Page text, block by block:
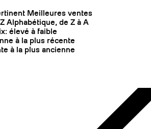
Meilleures ventes
Alphabétique, de Z à A
élevé à faible
à la plus récente
à la plus ancienne